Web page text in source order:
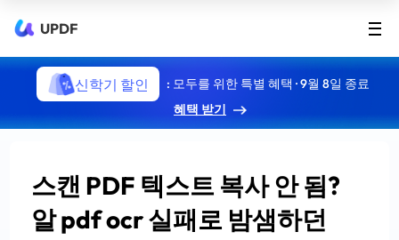
UPDF
신학기 할인
: 모두를 위한 특별 혜택 · 9월 8일 종료
혜택 받기
스캔 PDF 텍스트 복사 안 됨?
알 pdf ocr 실패로 밤샘하던